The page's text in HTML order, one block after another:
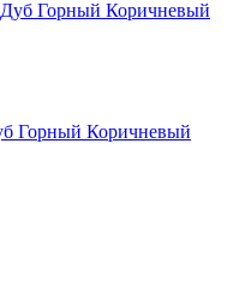
Горный Коричневый